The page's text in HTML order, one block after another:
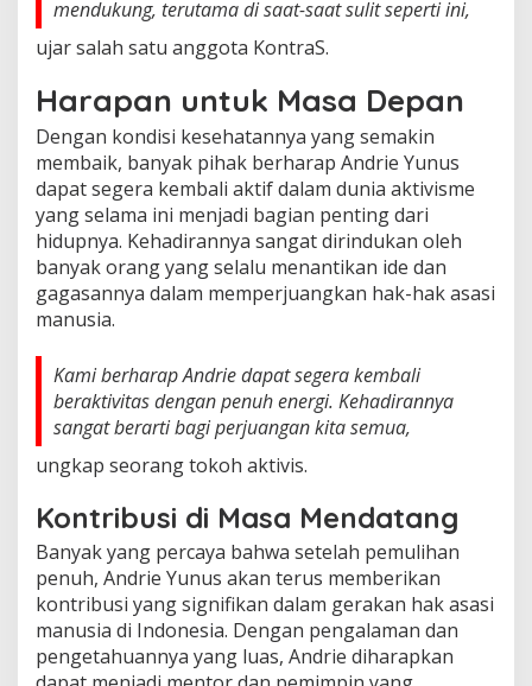
mendukung, terutama di saat-saat sulit seperti ini,
ujar salah satu anggota KontraS.
Harapan untuk Masa Depan
Dengan kondisi kesehatannya yang semakin
membaik, banyak pihak berharap Andrie Yunus
dapat segera kembali aktif dalam dunia aktivisme
yang selama ini menjadi bagian penting dari
hidupnya. Kehadirannya sangat dirindukan oleh
banyak orang yang selalu menantikan ide dan
gagasannya dalam memperjuangkan hak-hak asasi
manusia.
Kami berharap Andrie dapat segera kembali
beraktivitas dengan penuh energi. Kehadirannya
sangat berarti bagi perjuangan kita semua,
ungkap seorang tokoh aktivis.
Kontribusi di Masa Mendatang
Banyak yang percaya bahwa setelah pemulihan
penuh, Andrie Yunus akan terus memberikan
kontribusi yang signifikan dalam gerakan hak asasi
manusia di Indonesia. Dengan pengalaman dan
pengetahuannya yang luas, Andrie diharapkan